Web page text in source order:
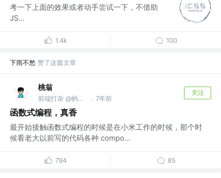
考一下上面的效果或者动手尝试一下，不借助
JS...
1.4k 100
下雨不愁 赞了这篇文章
桃翁
前端打杂 @蚂蚁集团 · 7年前
关注
函数式编程，真香
最开始接触函数式编程的时候是在小米工作的时候，那个时
候看老大以前写的代码各种 compo...
794 85